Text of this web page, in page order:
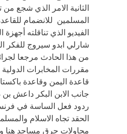
الثانية الامر الذي شجع من
المسلمين للانضمام
الفيديو الذي تناقلته أجهزة
شارلي ابدو سيروج للفكر
من هذا الحادث مرجعا
مقررات المخابرات
قاعدة اليمن وقاعدة
جانب الابن البكر داعش
ردود فعل الساسة في
الحقد تجاه الاسلام
محاولات حرق مساجد هنا